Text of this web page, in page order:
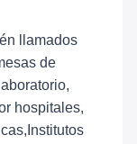
llamados
de
hospitales,